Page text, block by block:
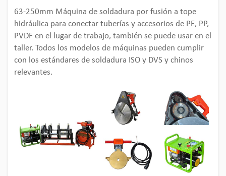
63-250mm Máquina de soldadura por fusión a tope
hidráulica para conectar tuberías y accesorios de PE, PP,
PVDF en el lugar de trabajo, también se puede usar en el
taller. Todos los modelos de máquinas pueden cumplir
con los estándares de soldadura ISO y DVS y chinos
relevantes.